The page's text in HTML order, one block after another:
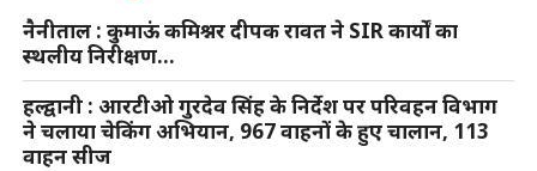
नैनीताल : कुमाऊं कमिश्नर दीपक रावत ने SIR कार्यों का
स्थलीय निरीक्षण…
हल्द्वानी : आरटीओ गुरदेव सिंह के निर्देश पर परिवहन विभाग
ने चलाया चेकिंग अभियान, 967 वाहनों के हुए चालान, 113
वाहन सीज